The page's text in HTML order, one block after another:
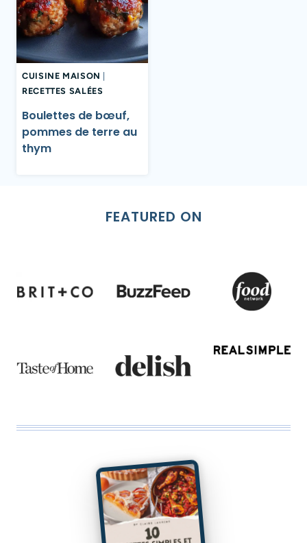
CUISINE MAISON
RECETTES SALÉES
Boulettes de bœuf,
pommes de terre au
thym
FEATURED ON